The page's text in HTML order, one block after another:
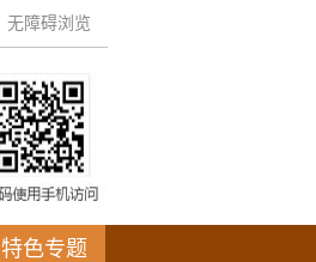
无障碍浏览
特色专题